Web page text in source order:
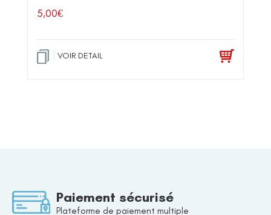
5,00€
VOIR DETAIL
Paiement sécurisé
Plateforme de paiement multiple